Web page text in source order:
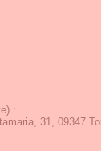
:
31, 09347